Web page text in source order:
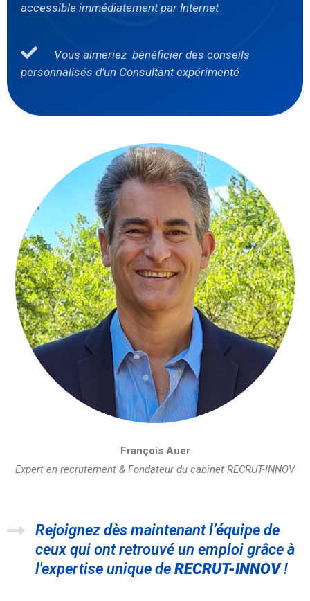
accessible immédiatement par Internet
Vous aimeriez bénéficier des conseils
personnalisés d’un Consultant expérimenté
François Auer
Expert en recrutement & Fondateur du cabinet RECRUT-INNOV
Rejoignez dès maintenant l’équipe de
ceux qui ont retrouvé un emploi grâce à
l'expertise unique deRECRUT-INNOV!